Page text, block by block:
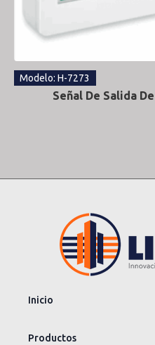
Modelo: H-7273
Señal De Salida
Inicio
Productos